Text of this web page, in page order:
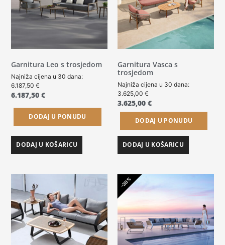
Garnitura Leo s trosjedom
Najniža cijena u 30 dana:
6.187,50€
6.187,50€
DODAJ U PONUDU
DODAJ U KOŠARICU
Garnitura Vasca s
trosjedom
Najniža cijena u 30 dana:
3.625,00 €
3.625,00 €
DODAJ U PONUDU
DODAJ U KOŠARICU
-30%